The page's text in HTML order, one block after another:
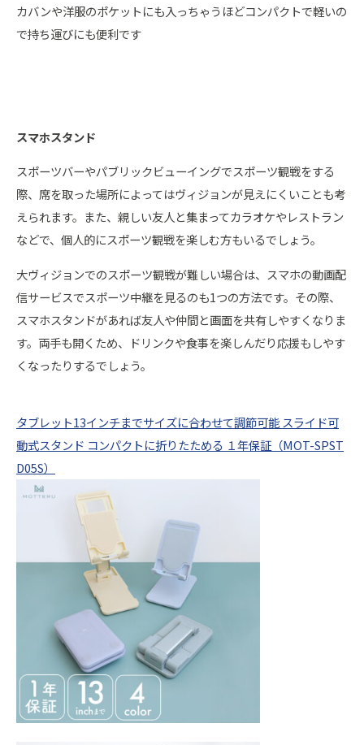
カバンや洋服のポケットにも入っちゃうほどコンパクトで軽いの
で持ち運びにも便利です
スマホスタンド
スポーツバーやパブリックビューイングでスポーツ観戦をする
際、席を取った場所によってはヴィジョンが見えにくいことも考
えられます。また、親しい友人と集まってカラオケやレストラン
などで、個人的にスポーツ観戦を楽しむ方もいるでしょう。
大ヴィジョンでのスポーツ観戦が難しい場合は、スマホの動画配
信サービスでスポーツ中継を見るのも1つの方法です。その際、
スマホスタンドがあれば友人や仲間と画面を共有しやすくなりま
す。両手も開くため、ドリンクや食事を楽しんだり応援もしやす
くなったりするでしょう。
タブレット13インチまでサイズに合わせて調節可能 スライド可
動式スタンド コンパクトに折りたためる １年保証（MOT-SPST
D05S）